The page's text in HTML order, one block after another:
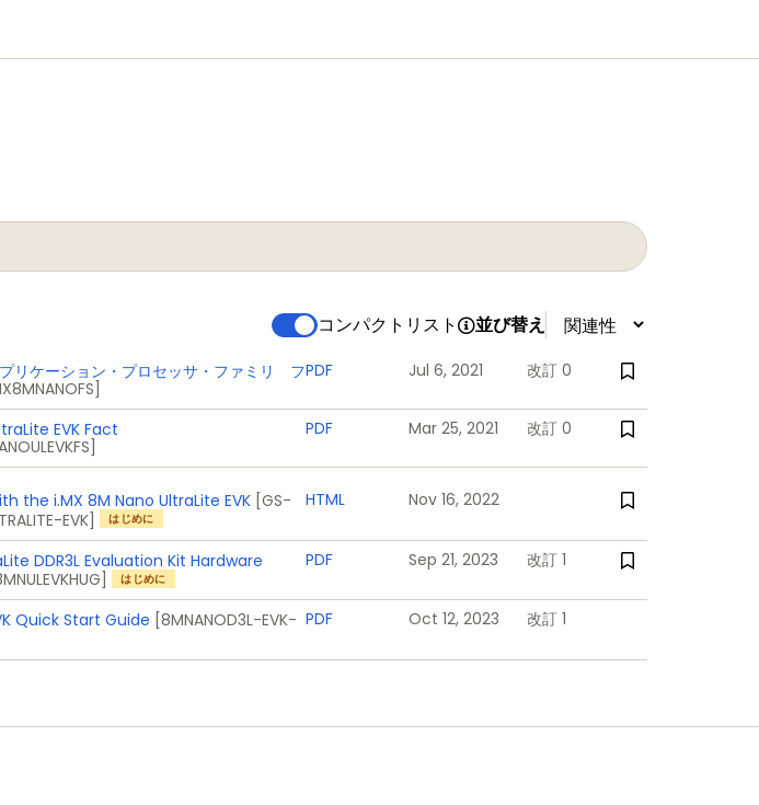
コンパクトリスト 並び替え
リケーション・プロセッサ・ファミリ フPDF Jul 6, 2021 改訂 0
EVK Fact
PDF Mar 25, 2021 改訂 0
the i.MX 8M Nano UltraLite EVK [GS-
EVK]
はじめに
HTML Nov 16, 2022
DDR3L Evaluation Kit Hardware
はじめに
PDF Sep 21, 2023 改訂 1
Quick Start Guide [8MNANOD3L-EVK- PDF Oct 12, 2023 改訂 1